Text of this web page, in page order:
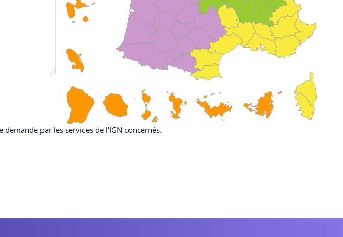
par les services de l'IGN concernés.